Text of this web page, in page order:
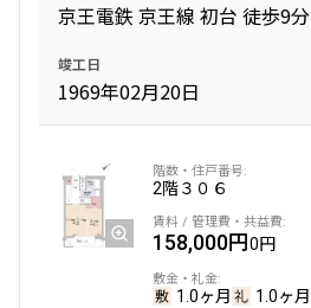
京王電鉄 京王線 初台 徒歩9分
竣工日
1969年02月20日
2階３０６
158,000円0円
1.0ヶ月 1.0ヶ月